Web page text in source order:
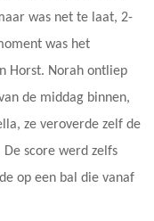
was net te laat, 2-
was het
Horst. Norah ontliep
de middag binnen,
ze veroverde zelf de
score werd zelfs
op een bal die vanaf